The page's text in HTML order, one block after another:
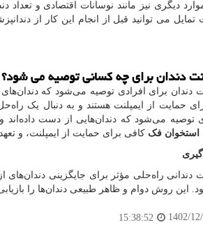
موارد دیگری نیز مانند نوسانات اقتصادی و
می‌ توانید قبل از انجام این کار از
دندان برای چه کسانی توصیه می شود؟
دندان برای افرادی توصیه می‌شود که
حمایت از ایمپلنت هستند و به دنبال یک
توصیه می‌شود که دندان‌هایی از دست
استخوان فک کافی برای حمایت از ایمپلنت، و
گیری
دندانی راه‌حلی مؤثر برای جایگزینی
این روش دوام و ظاهر طبیعی دندان‌ها را
1402/
15:38:52